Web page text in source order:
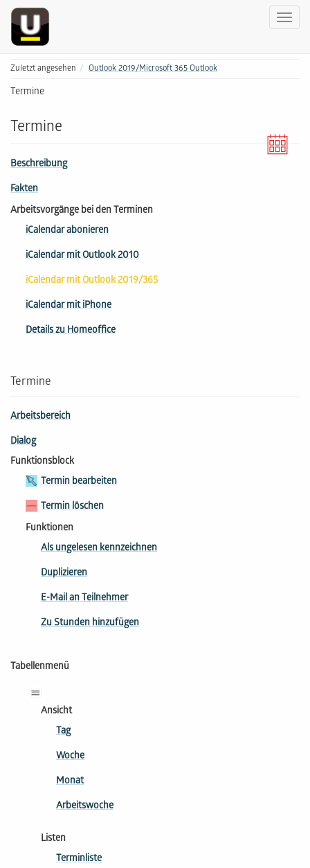
Zuletzt angesehen Outlook 2019/Microsoft 365 Outlook
Termine
Termine
Beschreibung
Fakten
Arbeitsvorgänge bei den Terminen
iCalendar abonieren
iCalendar mit Outlook 2010
iCalendar mit Outlook 2019/365
iCalendar mit iPhone
Details zu Homeoffice
Termine
Arbeitsbereich
Dialog
Funktionsblock
Termin bearbeiten
Termin löschen
Funktionen
Als ungelesen kennzeichnen
Duplizieren
E-Mail an Teilnehmer
Zu Stunden hinzufügen
Tabellenmenü
Ansicht
Tag
Woche
Monat
Arbeitswoche
Listen
Terminliste